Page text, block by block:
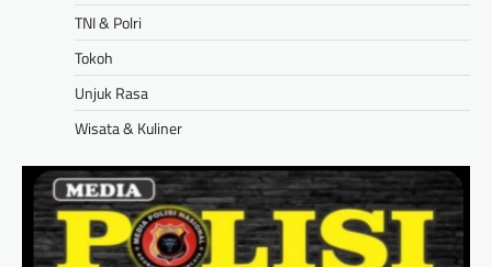
TNI & Polri
Tokoh
Unjuk Rasa
Wisata & Kuliner